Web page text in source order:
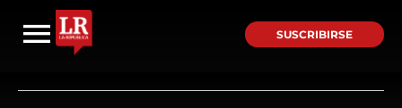
SUSCRIBIRSE